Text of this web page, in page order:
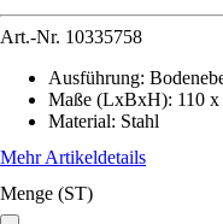
Art.-Nr. 10335758
Ausführung:
Maße (LxBxH): 110
Material: Stahl
Mehr Artikeldetails
Menge (ST)